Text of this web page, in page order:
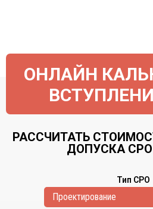
ОНЛАЙН
РАССЧИТАТЬ
ДОПУСКА СРО
Тип СРО
Проектирование